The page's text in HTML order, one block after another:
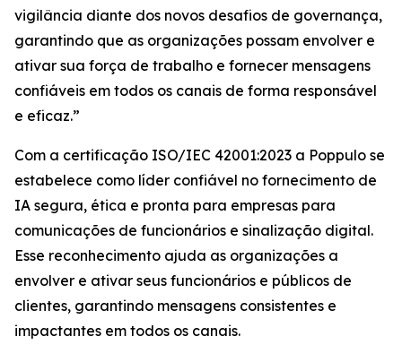
vigilância diante dos novos desafios de governança,
garantindo que as organizações possam envolver e
ativar sua força de trabalho e fornecer mensagens
confiáveis em todos os canais de forma responsável
e eficaz.”
Com a certificação ISO/IEC 42001:2023 a Poppulo se
estabelece como líder confiável no fornecimento de
IA segura, ética e pronta para empresas para
comunicações de funcionários e sinalização digital.
Esse reconhecimento ajuda as organizações a
envolver e ativar seus funcionários e públicos de
clientes, garantindo mensagens consistentes e
impactantes em todos os canais.